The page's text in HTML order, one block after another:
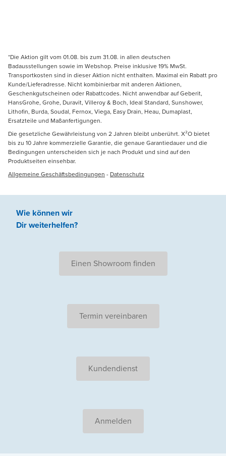
*Die Aktion gilt vom 01.08. bis zum 31.08. in allen deutschen
Badausstellungen sowie im Webshop. Preise inklusive 19% MwSt.
Transportkosten sind in dieser Aktion nicht enthalten. Maximal ein Rabatt pro
Kunde/Lieferadresse. Nicht kombinierbar mit anderen Aktionen,
Geschenkgutscheinen oder Rabattcodes. Nicht anwendbar auf Geberit,
HansGrohe, Grohe, Duravit, Villeroy & Boch, Ideal Standard, Sunshower,
Lithofin, Burda, Soudal, Fernox, Viega, Easy Drain, Heau, Dumaplast,
Ersatzteile und Maßanfertigungen.
Die gesetzliche Gewährleistung von 2 Jahren bleibt unberührt. X²O bietet
bis zu 10 Jahre kommerzielle Garantie, die genaue Garantiedauer und die
Bedingungen unterscheiden sich je nach Produkt und sind auf den
Produktseiten einsehbar.
Allgemeine Geschäftsbedingungen - Datenschutz
Wie können wir
Dir weiterhelfen?
Einen Showroom finden
Termin vereinbaren
Kundendienst
Anmelden